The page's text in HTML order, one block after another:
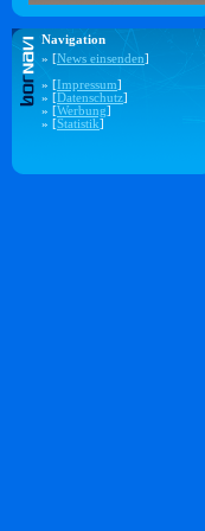
Navigation
» [News einsenden]
» [Impressum]
» [Datenschutz]
» [Werbung]
» [Statistik]